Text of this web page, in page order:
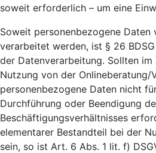
soweit erforderlich – um eine
Soweit personenbezogene Daten
verarbeitet werden, ist § 26
der Datenverarbeitung. Sollten
Nutzung von der Onlineberatung/
personenbezogene Daten nicht
Durchführung oder Beendigung
Beschäftigungsverhältnisses
elementarer Bestandteil bei der
sein, so ist Art. 6 Abs. 1 lit. f)